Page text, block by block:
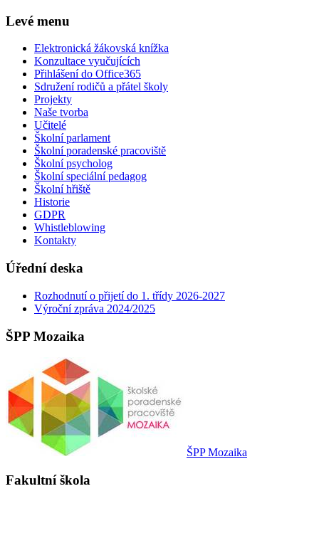
Levé menu
Elektronická žákovská knížka
Konzultace vyučujících
Přihlášení do Office365
Sdružení rodičů a přátel školy
Projekty
Naše tvorba
Učitelé
Školní parlament
Školní poradenské pracoviště
Školní psycholog
Školní speciální pedagog
Školní hřiště
Historie
GDPR
Whistleblowing
Kontakty
Úřední deska
Rozhodnutí o přijetí do 1. třídy 2026-2027
Výroční zpráva 2024/2025
ŠPP Mozaika
ŠPP Mozaika
Fakultní škola